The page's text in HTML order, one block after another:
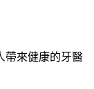
帶來健康的牙醫